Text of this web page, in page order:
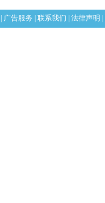
广告服务 联系我们 法律声明